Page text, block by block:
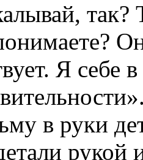
так?
Я себе
в руки
рукой